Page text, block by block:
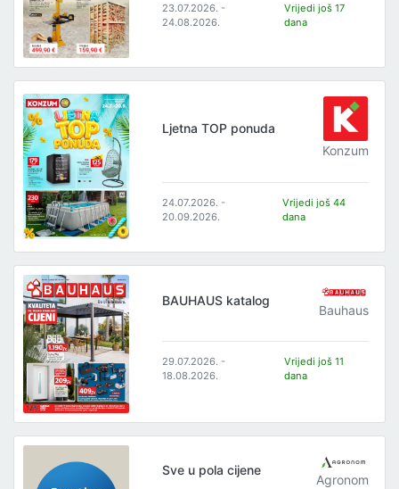
23.07.2026. -
24.08.2026.
Vrijedi još 17
dana
Ljetna TOP ponuda
Konzum
24.07.2026. -
20.09.2026.
Vrijedi još 44
dana
BAUHAUS katalog
Bauhaus
29.07.2026. -
18.08.2026.
Vrijedi još 11
dana
Sve u pola cijene
Agronom